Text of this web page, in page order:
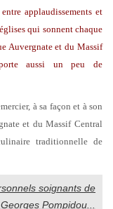
applaudissements et
qui sonnent chaque
Auvergnate et du Massif
aussi un peu de
à sa façon et à son
et du Massif Central
traditionnelle de
soignants de
Pompidou...